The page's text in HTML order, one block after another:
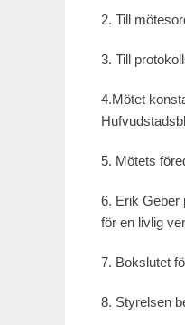
2. Till
3. Till
4.Mötet
5. Mötets
6. Erik Geber
för en livlig
7. Bokslutet
8. Styrelsen